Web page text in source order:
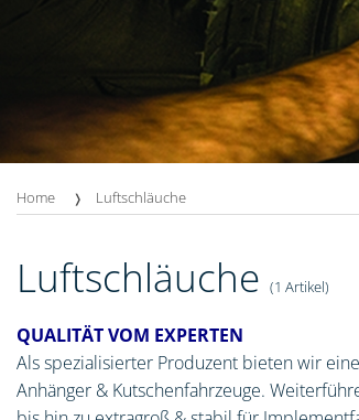
Home Luftschläuche
Luftschläuche (1 Artikel)
QUALITÄT VOM EXPERTEN
Als spezialisierter Produzent bieten wir
Anhänger & Kutschenfahrzeuge.